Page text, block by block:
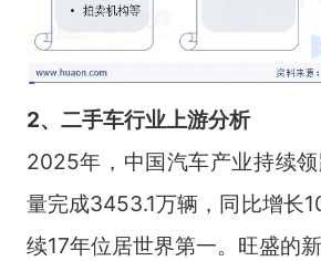
2、二手车行业上游分析
2025年，中国汽车产业持续
量完成3453.1万辆，同比增长
续17年位居世界第一。旺盛的